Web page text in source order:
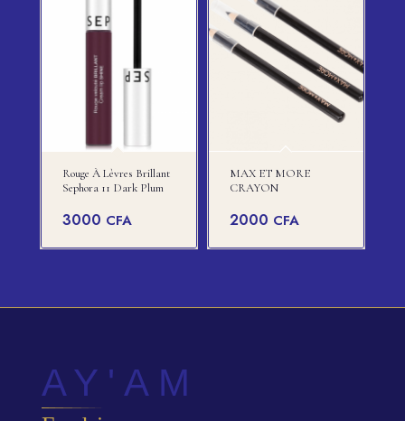
Rouge À Lèvres Brillant
Sephora 11 Dark Plum
3000 CFA
MAX ET MORE
CRAYON
2000 CFA